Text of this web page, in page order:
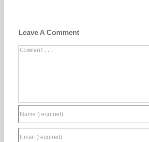
Leave A Comment
Comment